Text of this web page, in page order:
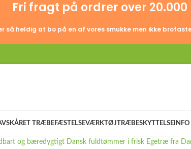
Fri fragt på ordrer over 20.000
så heldig at bo på en af vores smukke men ikke
TRÆBEFÆSTELSEVÆRKTØJTRÆBESKYTTELSE INFO